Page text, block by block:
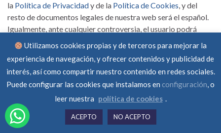
la Política de Privacidady de la Política de Cookies, y del
resto de documentos legales de nuestra web será el español.
Igualmente, ante cualquier controversia, el usuario podrá
acudir a la jurisdicción ordinaria, cumpliendo con las normas
sobre jurisdicción y competencia.
Las partes acuerdan expresamente someterse a los Juzgados
y Tribunales de Elche por ser éste el lugar de celebración del
Contrato, con renuncia expresa a cualquier otra jurisdicción
que pudiera corresponderles.
Utilizamos cookies propias y de terceros para mejorar la
experiencia de navegación, y ofrecer contenidos y publicidad de
interés, así como compartir nuestro contenido en redes sociales.
Puede configurar las cookies que instalamos en configuración, o
leer nuestra política de cookies .
ACEPTO NO ACEPTO